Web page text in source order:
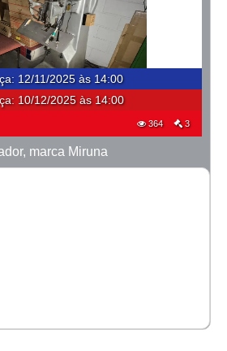
: 12/11/2025 às 14:00
10/12/2025 às 14:00
364 3
marca Miruna